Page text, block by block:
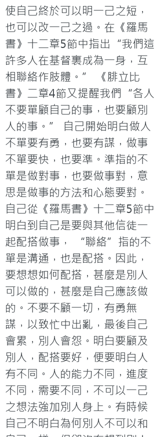
使自己終於可以明一己之短，
也可以改一己之過。在《羅馬
書》十二章5節中指出“我們這
許多人在基督裏成為一身，互
相聯絡作肢體。” 《腓立比
書》二章4節又提醒我們“各人
不要單顧自己的事，也要顧別
人的事。” 自己開始明白做人
不單要有勇，也要有謀，做事
不單要快，也要準。準指的不
單是做對事，也要做事對，意
思是做事的方法和心態要對。
自己從《羅馬書》十二章5節中
明白到自己是要與其他信徒一
起配搭做事， “聯絡”指的不
單是溝通，也是配搭。因此，
要想想如何配搭，甚麼是別人
可以做的，甚麼是自己應該做
的。不要不顧一切，有勇無
謀，以致忙中出亂，最後自己
會累，別人會怨。明白要顧及
別人，配搭要好，便要明白人
有不同。人的能力不同，進度
不同，需要不同，不可以一己
之想法強加別人身上。有時候
自己不明白為何別人不可以和